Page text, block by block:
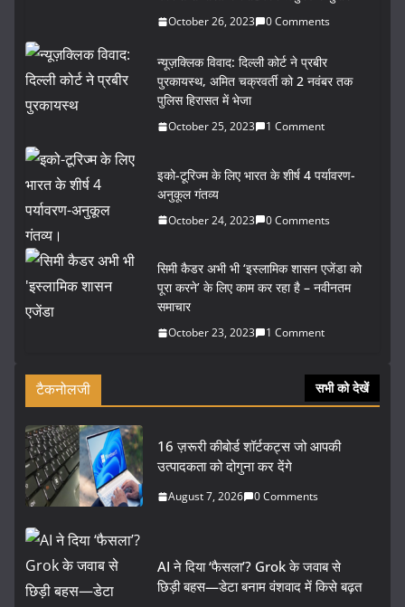
October 26, 2023 0 Comments
न्यूज़क्लिक विवाद: दिल्ली कोर्ट ने प्रबीर
पुरकायस्थ, अमित चक्रवर्ती को 2 नवंबर तक
पुलिस हिरासत में भेजा
October 25, 2023 1 Comment
इको-टूरिज्म के लिए भारत के शीर्ष 4 पर्यावरण-
अनुकूल गंतव्य
October 24, 2023 0 Comments
सिमी कैडर अभी भी ‘इस्लामिक शासन एजेंडा को
पूरा करने’ के लिए काम कर रहा है – नवीनतम
समाचार
October 23, 2023 1 Comment
टैकनोलजी सभी को देखें
16 ज़रूरी कीबोर्ड शॉर्टकट्स जो आपकी
उत्पादकता को दोगुना कर देंगे
August 7, 2026 0 Comments
AI ने दिया ‘फैसला’? Grok के जवाब से
छिड़ी बहस—डेटा बनाम वंशवाद में किसे बढ़त